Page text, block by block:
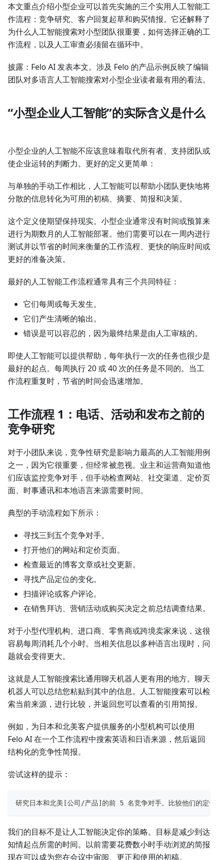
本文重点介绍小型企业可以首先实施的三个实用人工智能工
作流程：竞争研究、客户回复起草和购买情报。它还解释了
为什么人工智能搜索对小型团队很重要，如何选择正确的工
作流程，以及人工审查必须留在循环中。
披露：Felo AI 发表本文。涉及 Felo 的产品示例反映了编辑
团队对多语言人工智能搜索对小型企业读者最有用的看法。
“小型企业人工智能”的实际含义是什么
小型企业的人工智能不应该意味着取代所有者、支持团队或
使企业运转的判断力。更好的定义更简单：
与单独的手动工作相比，人工智能可以帮助小团队更快地将
分散的信息转化为可用的初稿、摘要、简报和决策。
这个定义使期望保持现实。小型企业通常没有时间或预算来
进行为期数月的人工智能部署。他们需要可以在一周内进行
测试并以节省的时间来衡量的工作流程、更快的响应时间或
更好的准备决策。
最好的人工智能工作流程通常具有三个共同特征：
它们每周或每天发生。
它们产生清晰的输出。
错误是可以容忍的，因为最终结果是由人工审核的。
即使人工智能可以提供帮助，每年执行一次的任务也很少是
最好的起点。每周执行 20 或 40 次的任务是不同的。当工
作流程重复时，节省的时间会迅速增加。
工作流程 1：电话、活动和发布之前的
竞争研究
对于小团队来说，竞争性研究是影响力最高的人工智能用例
之一，因为它很重要，但经常被忽视。业主和运营商知道他
们应该监控竞争对手，但手动检查网站、社交渠道、定价页
面、时事通讯和本地语言来源需要时间。
典型的手动流程如下所示：
寻找三到五个竞争对手。
打开他们的网站和定价页面。
检查最近的博客文章或社交更新。
寻找产品定位的变化。
扫描评论或客户评论。
在销售拜访、营销活动或购买决定之前总结调查结果。
对于小型代理机构、进口商、零售商或跨境卖家来说，这很
容易每周消耗几个小时。当相关信息以多种语言出现时，问
题就会变得更大。
这就是人工智能搜索比通用聊天机器人更有用的地方。聊天
机器人可以总结您粘贴到其中的信息。人工智能搜索可以检
索当前来源，进行比较，并返回您可以查看的引用简报。
例如，为日本和北美客户提供服务的小型机构可以使用
Felo AI 在一个工作流程中搜索英语和日语来源，然后返回
结构化的竞争性简报。
尝试这样的提示：
研究日本和北美[公司/产品]的前 5 名竞争对手。比较他们的定位
我们的目标不是让人工智能决定你的策略。目标是减少到达
知情起点所需的时间。以前需要花费数小时手动浏览的简报
现在可以成为您在会议中审阅、更正和使用的初稿。